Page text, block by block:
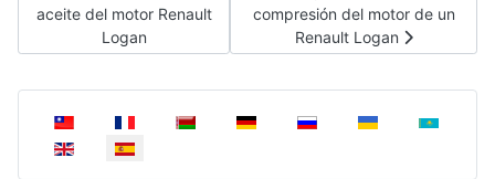
aceite del motor Renault
Logan
compresión del motor de un
Renault Logan
Seleccione su idioma